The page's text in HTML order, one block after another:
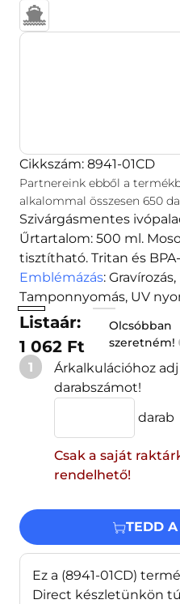
Cikkszám: 8941-01CD
Partnereink ebből a
alkalommal összesen 650
Szivárgásmentes
Űrtartalom: 500 ml.
tisztítható. Tritan és
Emblémázás:
Tamponnyomás, UV
Listaár:
1 062 Ft
Olcsóbban
szeretném!
1
Árkalkulációhoz
darabszámot!
darab
Csak a saját
rendelhető!
TEDD
Ez a (8941-01CD)
Direct készletünkön túl